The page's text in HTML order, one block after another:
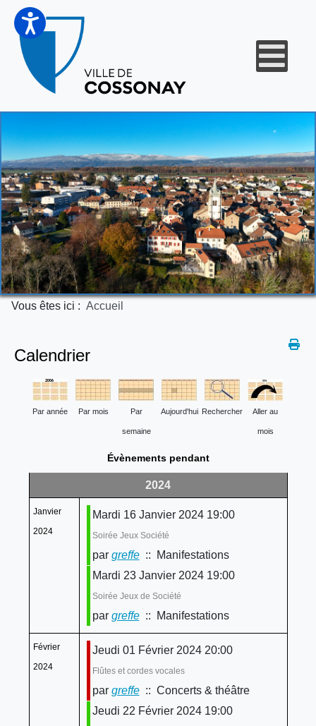
Vous êtes ici : Accueil
Calendrier
Par année Par mois Par
semaine
Aujourd'hui Rechercher Aller au
mois
Évènements pendant
2024
Janvier
2024
Mardi 16 Janvier 2024 19:00
Soirée Jeux Société
par greffe:: Manifestations
Mardi 23 Janvier 2024 19:00
Soirée Jeux de Société
par greffe:: Manifestations
Février
2024
Jeudi 01 Février 2024 20:00
Flûtes et cordes vocales
par greffe:: Concerts & théâtre
Jeudi 22 Février 2024 19:00